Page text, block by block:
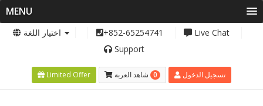
MENU
+852-65254741
Live Chat
Support
Limited Offer 0 تسجيل الدخول